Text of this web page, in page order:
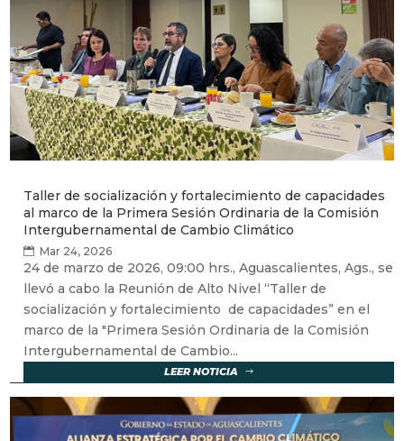
Taller de socialización y fortalecimiento de capacidades
al marco de la Primera Sesión Ordinaria de la Comisión
Intergubernamental de Cambio Climático
Mar 24, 2026
24 de marzo de 2026, 09:00 hrs., Aguascalientes, Ags., se
llevó a cabo la Reunión de Alto Nivel “Taller de
socialización y fortalecimiento de capacidades” en el
marco de la "Primera Sesión Ordinaria de la Comisión
Intergubernamental de Cambio...
LEER NOTICIA